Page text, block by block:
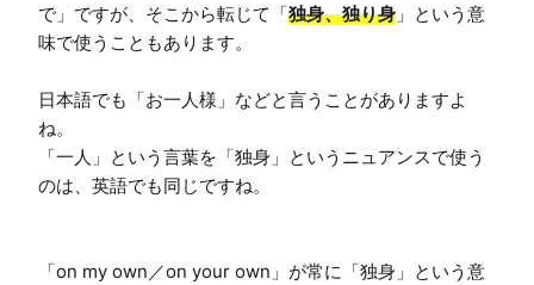
で」ですが、そこから転じて「独身、独り身 」という意
味で使うこともあります。
日本語でも「お一人様」などと言うことがありますよ
ね。
「一人」という言葉を「独身」というニュアンスで使う
のは、英語でも同じですね。
「on my own／on your own」が常に「独身」という意